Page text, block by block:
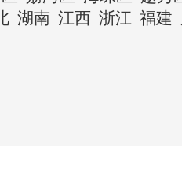
湖南 江西 浙江 福建